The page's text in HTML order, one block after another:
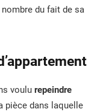
du fait de sa
voulu repeindre
pièce dans laquelle